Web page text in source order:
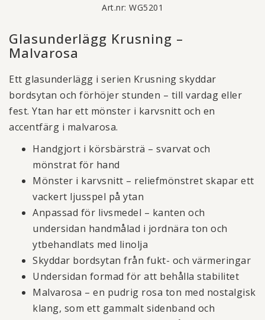
Art.nr: WG5201
Glasunderlägg Krusning –
Malvarosa
Ett glasunderlägg i serien Krusning skyddar
bordsytan och förhöjer stunden – till vardag eller
fest. Ytan har ett mönster i karvsnitt och en
accentfärg i malvarosa.
Handgjort i körsbärsträ – svarvat och
mönstrat för hand
Mönster i karvsnitt – reliefmönstret skapar ett
vackert ljusspel på ytan
Anpassad för livsmedel – kanten och
undersidan handmålad i jordnära ton och
ytbehandlats med linolja
Skyddar bordsytan från fukt- och värmeringar
Undersidan formad för att behålla stabilitet
Malvarosa – en pudrig rosa ton med nostalgisk
klang, som ett gammalt sidenband och